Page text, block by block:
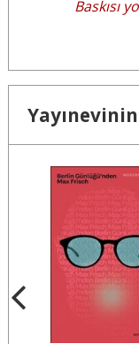
Baskısı